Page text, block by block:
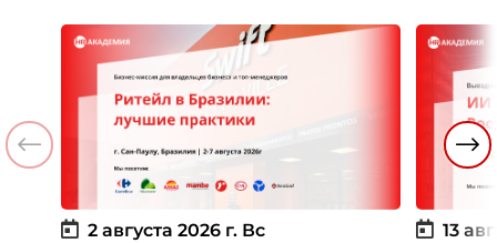
2 августа 2026 г. Вс 13